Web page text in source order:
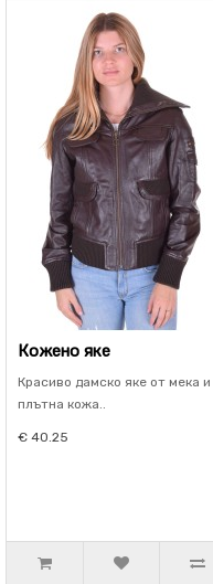
Кожено яке
Красиво дамско яке от мека и
плътна кожа..
€ 40.25